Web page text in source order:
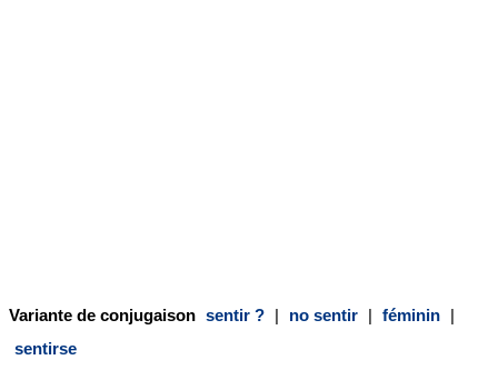
Variante de conjugaison sentir ? | no sentir | féminin |
sentirse